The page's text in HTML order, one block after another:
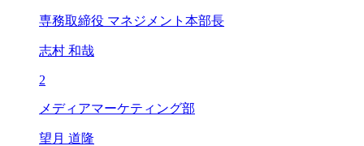
専務取締役 マネジメント本部長
志村 和哉
2
メディアマーケティング部
望月 道隆